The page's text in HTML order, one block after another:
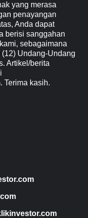
yang merasa
penayangan
Anda dapat
berisi sanggahan
sebagaimana
Undang-Undang
Artikel/berita
. Terima kasih.